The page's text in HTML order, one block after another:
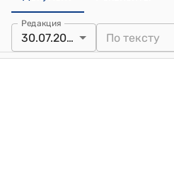
Редакция
30.07.2012